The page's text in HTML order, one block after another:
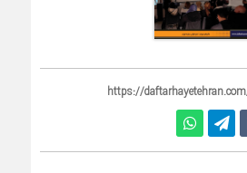
https://